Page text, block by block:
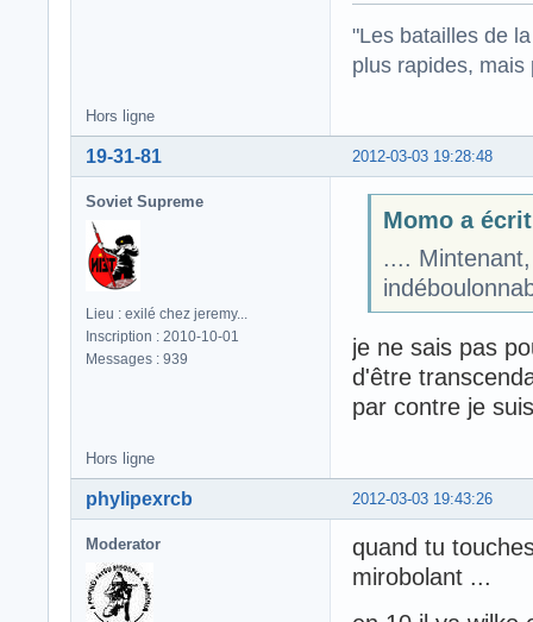
"Les batailles de
plus rapides,
Hors ligne
2012-03-03 19:28:48
19-31-81
Soviet Supreme
Lieu : exilé chez jeremy...
Inscription : 2010-10-01
Messages : 939
Momo a
....
je ne sais pas
d'être
par contre je
Hors ligne
2012-03-03 19:43:26
phylipexrcb
Moderator
quand tu
mirobolant ...